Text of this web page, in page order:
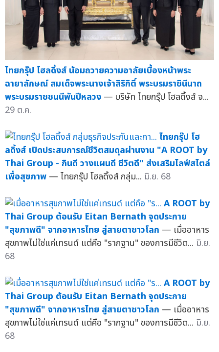
ไทยกรุ๊ป โฮลดิ้งส์ น้อมถวายความอาลัยเบื้องหน้าพระ
ฉายาลักษณ์ สมเด็จพระนางเจ้าสิริกิติ์ พระบรมราชินีนาถ
พระบรมราชชนนีพันปีหลวง — บริษัท ไทยกรุ๊ป โฮลดิ้งส์ จ...
29 ต.ค.
ไทยกรุ๊ป โฮ
ลดิ้งส์ เปิดประสบการณ์ชีวิตสมดุลผ่านงาน "A ROOT by
Thai Group - กินดี วางแผนดี ชีวิตดี" ส่งเสริมไลฟ์สไตล์
เพื่อสุขภาพ — ไทยกรุ๊ป โฮลดิ้งส์ กลุ่ม... มิ.ย. 68
A ROOT by
Thai Group ต้อนรับ Eitan Bernath จุดประกาย
"สุขภาพดี" จากอาหารไทย สู่สายตาชาวโลก — เมื่ออาหาร
สุขภาพไม่ใช่แค่เทรนด์ แต่คือ "รากฐาน" ของการมีชีวิต... มิ.ย.
68
A ROOT by
Thai Group ต้อนรับ Eitan Bernath จุดประกาย
"สุขภาพดี" จากอาหารไทย สู่สายตาชาวโลก — เมื่ออาหาร
สุขภาพไม่ใช่แค่เทรนด์ แต่คือ "รากฐาน" ของการมีชีวิต... มิ.ย.
68